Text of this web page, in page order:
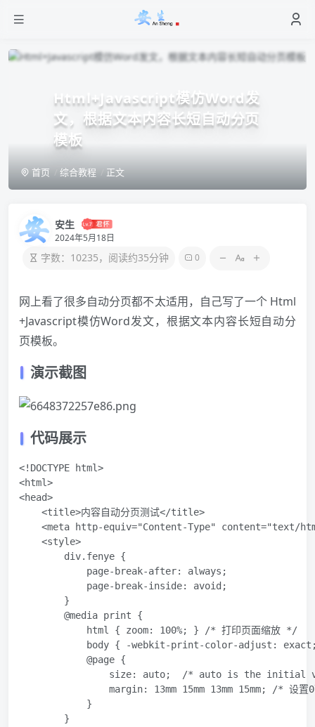
Html+Javascript模仿Word发
文，根据文本内容长短自动分页
模板
首页 综合教程 正文
安生
2024年5月18日
字数：10235，阅读约35分钟 0
网上看了很多自动分页都不太适用，自己写了一个 Html
+Javascript模仿Word发文，根据文本内容长短自动分
页模板。
演示截图
代码展示
<!DOCTYPE html>
<html>
<head>
    <title>内容自动分页测试</title>
<meta http-equiv="Content-Type" content="text/
    <style>
        div.fenye {
            page-break-after: always;
            page-break-inside: avoid;
        }
        @media print {
            html { zoom: 100%; } /* 打印页面缩放 */
body { -webkit-print-color-adjust:
            @page {
size: auto;  /* auto is the initial
margin: 13mm 15mm 13mm 15mm; /* 设置0
            }
        }